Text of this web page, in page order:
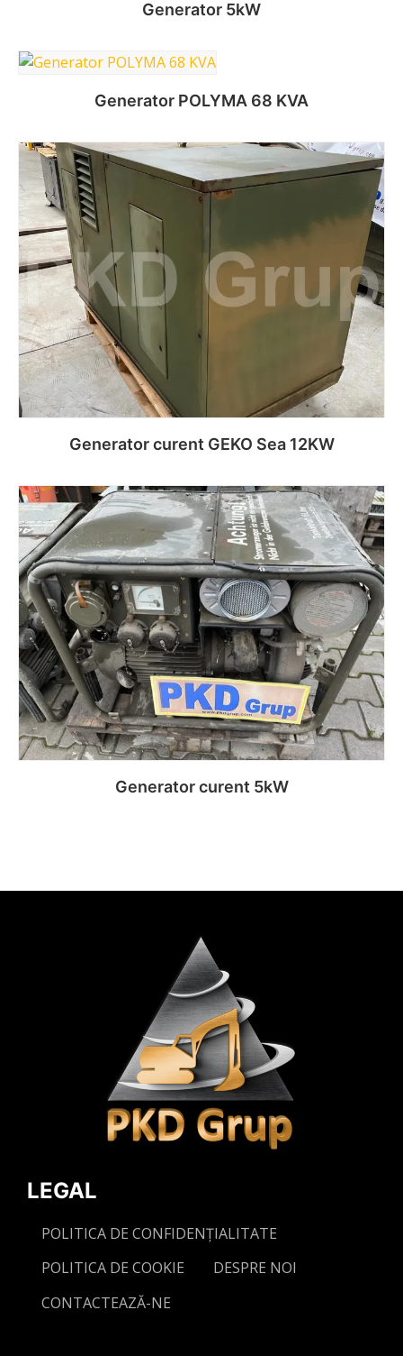
Generator 5kW
Citește mai mult
Generator POLYMA 68 KVA
Citește mai mult
Generator curent GEKO Sea 12KW
Citește mai mult
Generator curent 5kW
LEGAL
POLITICA DE CONFIDENȚIALITATE
POLITICA DE COOKIE
DESPRE NOI
CONTACTEAZĂ-NE